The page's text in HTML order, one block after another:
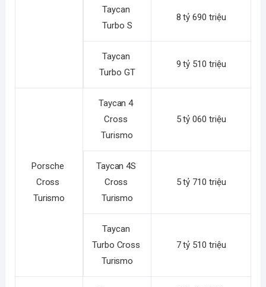
Taycan
Turbo S
8 tỷ 690 triệu
Taycan
Turbo GT
9 tỷ 510 triệu
Porsche
Cross
Turismo
Taycan 4
Cross
Turismo
5 tỷ 060 triệu
Taycan 4S
Cross
Turismo
5 tỷ 710 triệu
Taycan
Turbo Cross
Turismo
7 tỷ 510 triệu